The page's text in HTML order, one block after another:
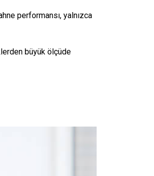
performansı, yalnızca
büyük ölçüde